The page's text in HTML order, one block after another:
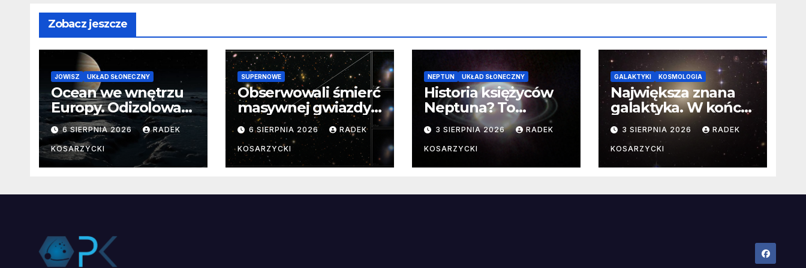
Zobacz jeszcze
JOWISZ UKŁAD SŁONECZNY
Ocean we wnętrzu
Europy. Odizolowani
przez lodową
barierę
6 SIERPNIA 2026 RADEK
KOSARZYCKI
SUPERNOWE
Obserwowali śmierć
masywnej gwiazdy
od samego
początku.
Niezwykle cenne
dane
6 SIERPNIA 2026 RADEK
KOSARZYCKI
NEPTUN UKŁAD SŁONECZNY
Historia księżyców
Neptuna? To
skomplikowane
3 SIERPNIA 2026 RADEK
KOSARZYCKI
GALAKTYKI KOSMOLOGIA
Największa znana
galaktyka. W końcu
poznaliśmy jej
faktyczne wymiary
3 SIERPNIA 2026 RADEK
KOSARZYCKI